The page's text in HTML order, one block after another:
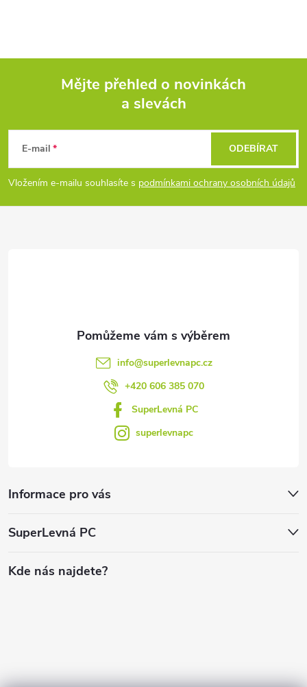
p
a
Mějte přehled o novinkách
a slevách
E-mail
Vložením e-mailu souhlasíte s podmínkami ochrany osobních údajů
ODEBÍRAT
info@superlevnapc.cz
+420 606 385 070
SuperLevná PC
superlevnapc
Informace pro vás
SuperLevná PC
Kde nás najdete?